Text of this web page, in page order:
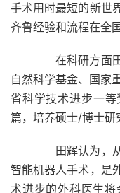
手术用时最短的新世
齐鲁经验和流程在全
在科研方面田
自然科学基金、国家
省科学技术进步一
篇，培养硕士/博士研
田辉认为，从
智能机器人手术，是
术进步的外科医生